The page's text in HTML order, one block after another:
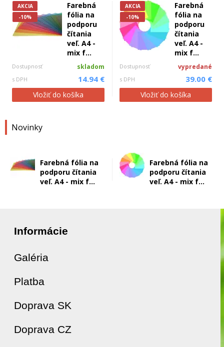
AKCIA
-10%
Farebná
fólia na
podporu
čítania
veľ. A4 -
mix f...
Dostupnosť skladom
s DPH 14.94 €
Vložiť do košíka
AKCIA
-10%
Farebná
fólia na
podporu
čítania
veľ. A4 -
mix f...
Dostupnosť vypredané
s DPH 39.00 €
Vložiť do košíka
Novinky
Farebná fólia na
podporu čítania
veľ. A4 - mix f...
Farebná fólia na
podporu čítania
veľ. A4 - mix f...
Informácie
Galéria
Platba
Doprava SK
Doprava CZ